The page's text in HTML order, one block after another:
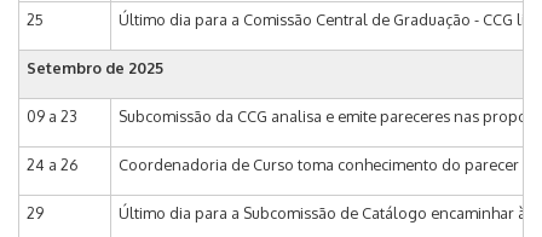
25 Último dia para a Comissão Central de Graduação - CCG
Setembro de 2025
09 a 23 Subcomissão da CCG analisa e emite pareceres nas
24 a 26 Coordenadoria de Curso toma conhecimento do parecer
29 Último dia para a Subcomissão de Catálogo encaminhar à